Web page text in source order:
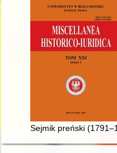
Sejmik preński